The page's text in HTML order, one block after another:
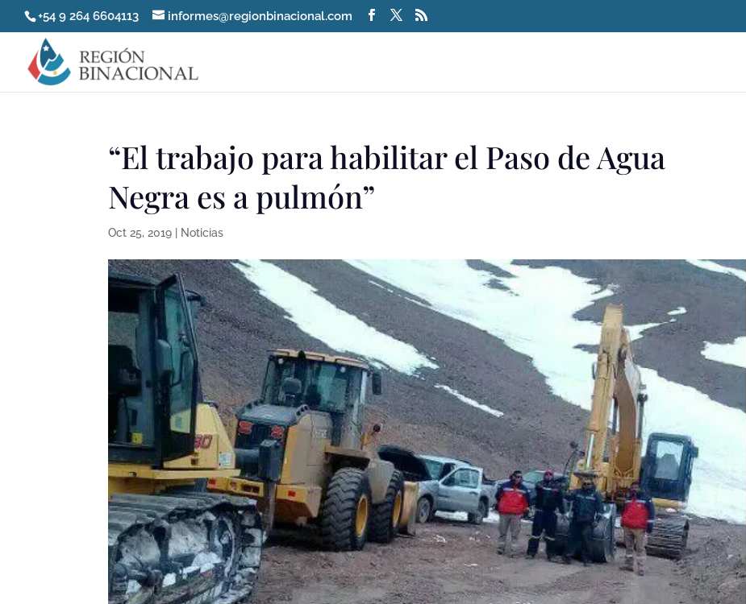
+54 9 264 6604113 informes@regionbinacional.com
“El trabajo para habilitar el Paso de Agua
Negra es a pulmón”
Oct 25, 2019 Noticias